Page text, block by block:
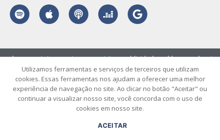
© 2026 ArqSC – Portal de Arquitetura, Interiores, Design e Arte de
Santa Catarina – Todos os Direitos Reservados.
sobre contato envie seu projeto publicidade vídeo podcast
Utilizamos ferramentas e serviços de terceiros que utilizam
cookies. Essas ferramentas nos ajudam a oferecer uma melhor
experiência de navegação no site. Ao clicar no botão "Aceitar" ou
continuar a visualizar nosso site, você concorda com o uso de
cookies em nosso site.
ACEITAR